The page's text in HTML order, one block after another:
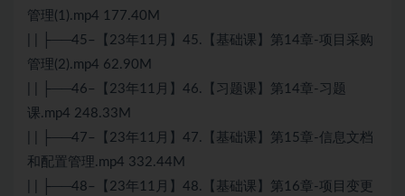
管理(1).mp4 177.40M
| | ├──45–【23年11月】45.【基础课】第14章-项目采购
管理(2).mp4 62.90M
| | ├──46–【23年11月】46.【习题课】第14章-习题
课.mp4 248.33M
| | ├──47–【23年11月】47.【基础课】第15章-信息文档
和配置管理.mp4 332.44M
| | ├──48–【23年11月】48.【基础课】第16章-项目变更